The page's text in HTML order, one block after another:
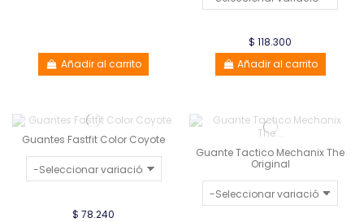
Añadir al carrito
$ 118.300
Añadir al carrito
Guantes Fastfit Color Coyote
$ 78.240
Guante Tactico Mechanix The
Original